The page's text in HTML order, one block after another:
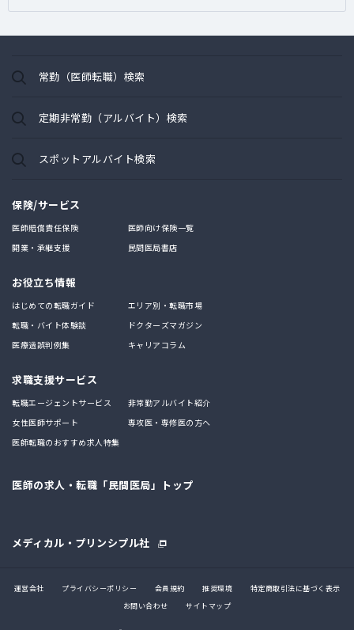
常勤（医師転職）検索
定期非常勤（アルバイト）検索
スポットアルバイト検索
保険/サービス
医師賠償責任保険
医師向け保険一覧
開業・承継支援
民間医局書店
お役立ち情報
はじめての転職ガイド
エリア別・転職市場
転職・バイト体験談
ドクターズマガジン
医療過誤判例集
キャリアコラム
求職支援サービス
転職エージェントサービス
非常勤アルバイト紹介
女性医師サポート
専攻医・専修医の方へ
医師転職のおすすめ求人特集
医師の求人・転職「民間医局」トップ
メディカル・プリンシプル社
運営会社 プライバシーポリシー 会員規約 推奨環境
特定商取引法に基づく表示
お問い合わせ
サイトマップ